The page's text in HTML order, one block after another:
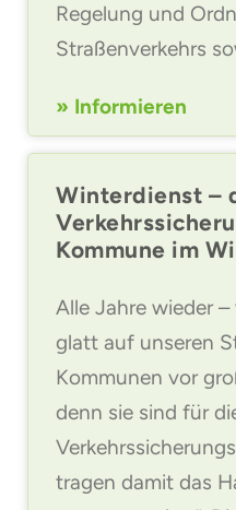
Regelung und
Straßenverkehrs
» Informieren
Winterdienst –
Kommune im
Alle Jahre wieder
glatt auf unseren
Kommunen vor
denn sie sind für
tragen damit das